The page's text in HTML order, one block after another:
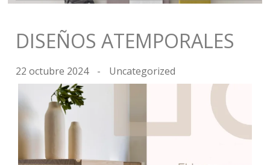
Auxiliares Baño
madera
DISEÑOS ATEMPORALES
22 octubre 2024 - Uncategorized